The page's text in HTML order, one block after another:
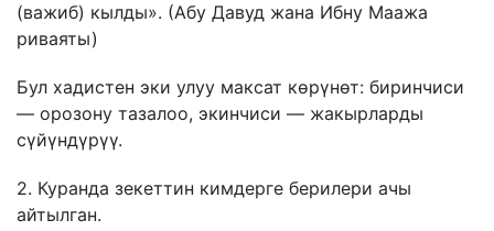
(важиб) кылды». (Абу Давуд жана Ибну Маажа
риваяты)
Бул хадистен эки улуу максат көрүнөт: биринчиси
— орозону тазалоо, экинчиси — жакырларды
сүйүндүрүү.
2. Куранда зекеттин кимдерге берилери ачы
айтылган.